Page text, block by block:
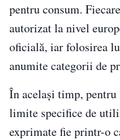
pentru consum.
autorizat la nivel
oficială, iar folosirea
anumite categorii de
În același timp,
limite specifice de
exprimate fie printr-o